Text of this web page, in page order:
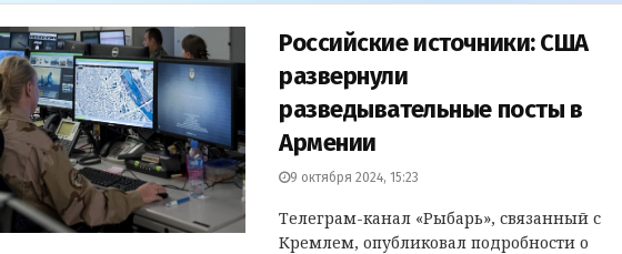
Российские источники: США
развернули
разведывательные посты в
Армении
9 октября 2024, 15:23
Телеграм-канал «Рыбарь», связанный с
Кремлем, опубликовал подробности о